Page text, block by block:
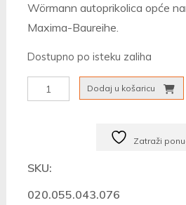
Wörmann autoprikolica opće
Maxima-Baureihe.
Dostupno po isteku zaliha
Autoprikolica
Wörmann
količina
Dodaj u košaricu
Zatraži
SKU:
020.055.043.076